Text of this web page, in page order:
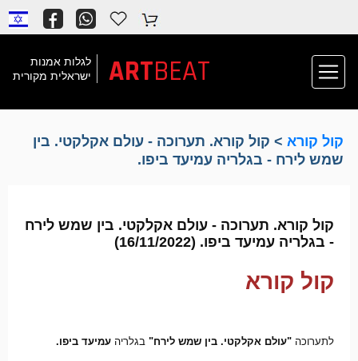
לגלות אמנות
ישראלית מקורית
ARTBEAT
קול קורא> קול קורא. תערוכה - עולם אקלקטי. בין
שמש לירח - בגלריה עמיעד ביפו.
קול קורא. תערוכה - עולם אקלקטי. בין שמש לירח
- בגלריה עמיעד ביפו. (16/11/2022)
קול קורא
לתערוכה "עולם אקלקטי. בין שמש לירח" בגלריה עמיעד ביפו.